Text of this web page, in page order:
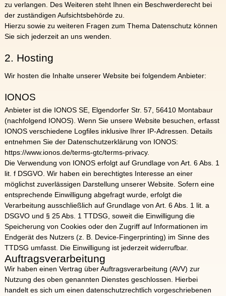
zu verlangen. Des Weiteren steht Ihnen ein Beschwerderecht bei
der zuständigen Aufsichtsbehörde zu.
Hierzu sowie zu weiteren Fragen zum Thema Datenschutz können
Sie sich jederzeit an uns wenden.
2. Hosting
Wir hosten die Inhalte unserer Website bei folgendem Anbieter:
IONOS
Anbieter ist die IONOS SE, Elgendorfer Str. 57, 56410 Montabaur
(nachfolgend IONOS). Wenn Sie unsere Website besuchen, erfasst
IONOS verschiedene Logfiles inklusive Ihrer IP-Adressen. Details
entnehmen Sie der Datenschutzerklärung von IONOS:
https://www.ionos.de/terms-gtc/terms-privacy.
Die Verwendung von IONOS erfolgt auf Grundlage von Art. 6 Abs. 1
lit. f DSGVO. Wir haben ein berechtigtes Interesse an einer
möglichst zuverlässigen Darstellung unserer Website. Sofern eine
entsprechende Einwilligung abgefragt wurde, erfolgt die
Verarbeitung ausschließlich auf Grundlage von Art. 6 Abs. 1 lit. a
DSGVO und § 25 Abs. 1 TTDSG, soweit die Einwilligung die
Speicherung von Cookies oder den Zugriff auf Informationen im
Endgerät des Nutzers (z. B. Device-Fingerprinting) im Sinne des
TTDSG umfasst. Die Einwilligung ist jederzeit widerrufbar.
Auftragsverarbeitung
Wir haben einen Vertrag über Auftragsverarbeitung (AVV) zur
Nutzung des oben genannten Dienstes geschlossen. Hierbei
handelt es sich um einen datenschutzrechtlich vorgeschriebenen